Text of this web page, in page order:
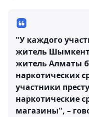
"У каждого
житель
житель Алматы
наркотических
участники
наркотические
магазины", –